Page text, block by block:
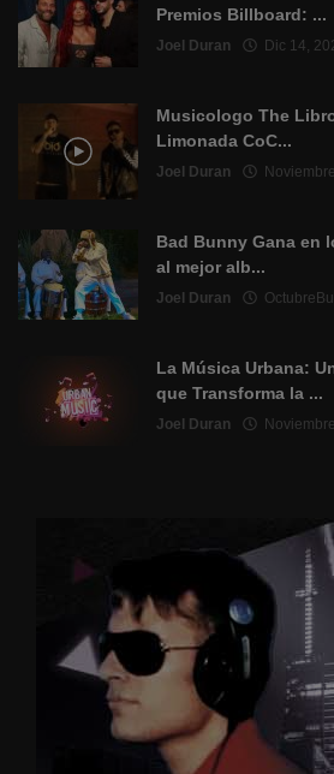
Premios Billboard: ...
Joel Duran Dic 14,
Musicologo The
Limonada CoC...
Joel Duran
Bad Bunny Gana en
al mejor alb...
Joel Duran
La Música Urbana:
que Transforma la ...
Joel Duran